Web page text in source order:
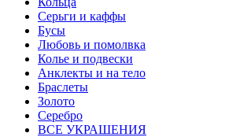
Серьги и каффы
Бусы
Любовь и помолвка
Колье и подвески
Анклекты и на тело
Браслеты
Золото
Серебро
ВСЕ УКРАШЕНИЯ